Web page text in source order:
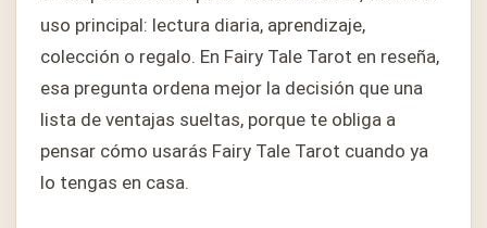
uso principal: lectura diaria, aprendizaje,
colección o regalo. En Fairy Tale Tarot en reseña,
esa pregunta ordena mejor la decisión que una
lista de ventajas sueltas, porque te obliga a
pensar cómo usarás Fairy Tale Tarot cuando ya
lo tengas en casa.